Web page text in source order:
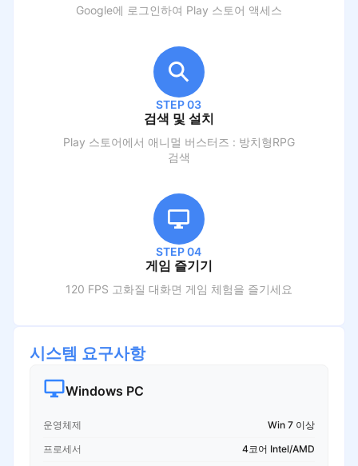
Google에 로그인하여 Play 스토어 액세스
STEP 03
검색 및 설치
Play 스토어에서 애니멀 버스터즈 : 방치형RPG
검색
STEP 04
게임 즐기기
120 FPS 고화질 대화면 게임 체험을 즐기세요
시스템 요구사항
Windows PC
운영체제
Win 7 이상
프로세서
4코어 Intel/AMD